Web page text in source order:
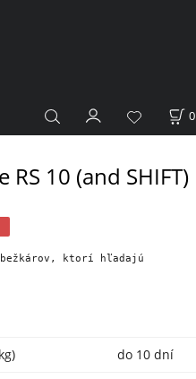
0
RS 10 (and SHIFT)
ktorí hľadajú
do 10 dní